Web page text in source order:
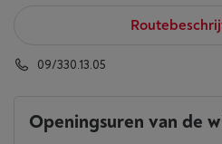
09/330.13.05
Openingsuren van de